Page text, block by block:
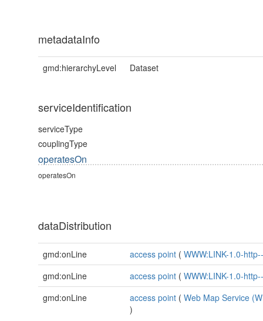
metadataInfo
gmd:hierarchyLevel Dataset
serviceIdentification
serviceType
couplingType
operatesOn
operatesOn
dataDistribution
gmd:onLine access point (WWW:LINK-1.0-
gmd:onLine
access point (WWW:LINK-1.0-
gmd:onLine
access point (Web Map Service
)